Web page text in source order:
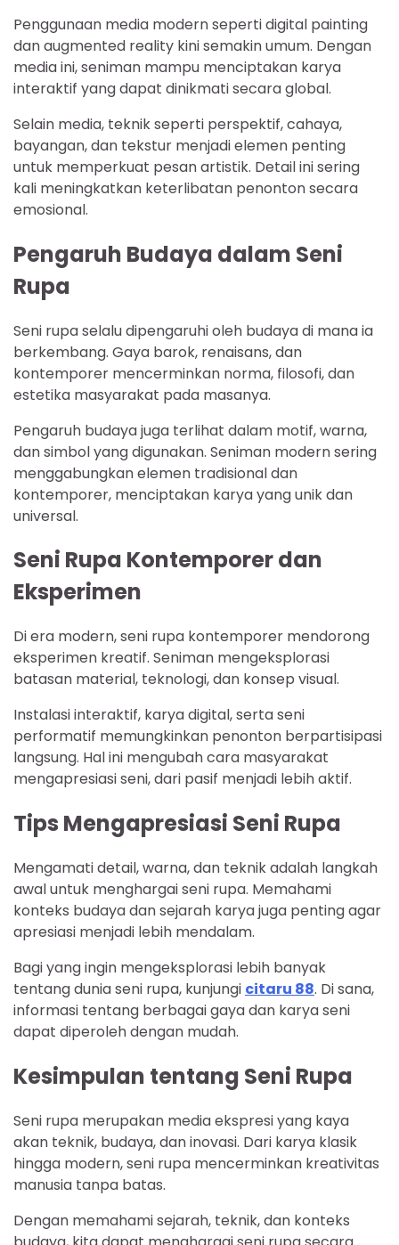
Penggunaan media modern seperti digital painting
dan augmented reality kini semakin umum. Dengan
media ini, seniman mampu menciptakan karya
interaktif yang dapat dinikmati secara global.
Selain media, teknik seperti perspektif, cahaya,
bayangan, dan tekstur menjadi elemen penting
untuk memperkuat pesan artistik. Detail ini sering
kali meningkatkan keterlibatan penonton secara
emosional.
Pengaruh Budaya dalam Seni
Rupa
Seni rupa selalu dipengaruhi oleh budaya di mana ia
berkembang. Gaya barok, renaisans, dan
kontemporer mencerminkan norma, filosofi, dan
estetika masyarakat pada masanya.
Pengaruh budaya juga terlihat dalam motif, warna,
dan simbol yang digunakan. Seniman modern sering
menggabungkan elemen tradisional dan
kontemporer, menciptakan karya yang unik dan
universal.
Seni Rupa Kontemporer dan
Eksperimen
Di era modern, seni rupa kontemporer mendorong
eksperimen kreatif. Seniman mengeksplorasi
batasan material, teknologi, dan konsep visual.
Instalasi interaktif, karya digital, serta seni
performatif memungkinkan penonton berpartisipasi
langsung. Hal ini mengubah cara masyarakat
mengapresiasi seni, dari pasif menjadi lebih aktif.
Tips Mengapresiasi Seni Rupa
Mengamati detail, warna, dan teknik adalah langkah
awal untuk menghargai seni rupa. Memahami
konteks budaya dan sejarah karya juga penting agar
apresiasi menjadi lebih mendalam.
Bagi yang ingin mengeksplorasi lebih banyak
tentang dunia seni rupa, kunjungi citaru 88. Di sana,
informasi tentang berbagai gaya dan karya seni
dapat diperoleh dengan mudah.
Kesimpulan tentang Seni Rupa
Seni rupa merupakan media ekspresi yang kaya
akan teknik, budaya, dan inovasi. Dari karya klasik
hingga modern, seni rupa mencerminkan kreativitas
manusia tanpa batas.
Dengan memahami sejarah, teknik, dan konteks